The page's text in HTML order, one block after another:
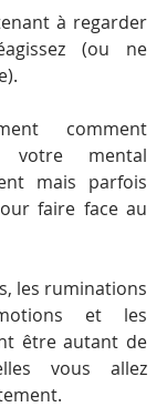
à regarder
(ou ne
comment
mental
mais parfois
faire face au
les ruminations
et les
être autant de
vous allez